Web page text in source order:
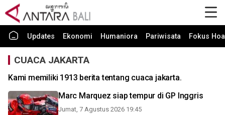
Updates Ekonomi Humaniora Pariwisata Fokus
CUACA JAKARTA
Kami memiliki 1913 berita tentang cuaca jakarta.
Marc Marquez siap tempur di GP Inggris
Jumat, 7 Agustus 2026 19:45